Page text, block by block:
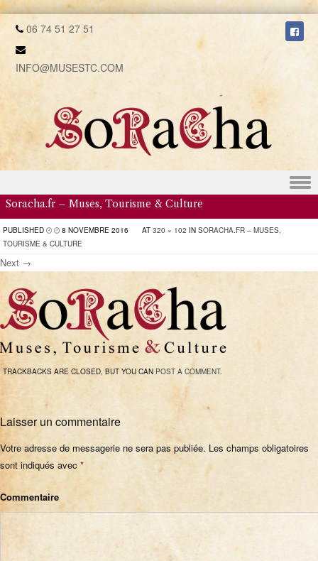
06 74 51 27 51
INFO@MUSESTC.COM
Skip to content
Soracha.fr – Muses, Tourisme & Culture
PUBLISHED 8 NOVEMBRE 2016 AT 320 × 102 IN SORACHA.FR – MUSES,
TOURISME & CULTURE
Next →
TRACKBACKS ARE CLOSED, BUT YOU CAN POST A COMMENT.
Laisser un commentaire
Votre adresse de messagerie ne sera pas publiée. Les champs obligatoires
sont indiqués avec *
Commentaire